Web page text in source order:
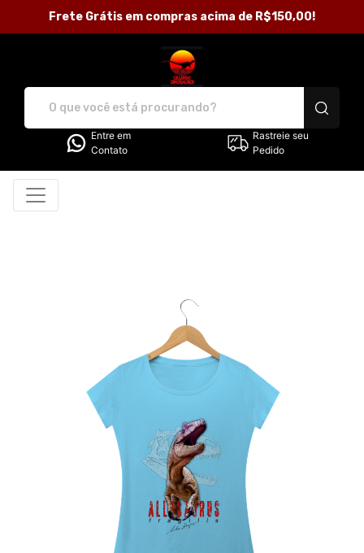
Frete Grátis em compras acima de R$150,00!
Entre em
Contato
Rastreie seu
Pedido